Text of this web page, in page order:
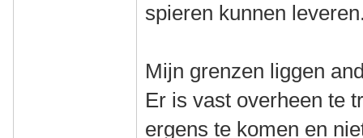
spieren kunnen
Mijn grenzen liggen
Er is vast overheen te
ergens te komen en